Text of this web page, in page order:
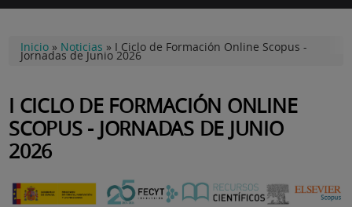
Inicio » Noticias » I Ciclo de Formación Online Scopus -
Jornadas de Junio 2026
I CICLO DE FORMACIÓN ONLINE
SCOPUS - JORNADAS DE JUNIO
2026